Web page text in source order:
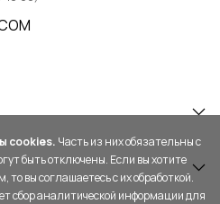
cookies. Часть из них обязательны с
быть отключены. Если вы хотите
вы соглашаетесь с их обработкой.
сбор аналитической информации для